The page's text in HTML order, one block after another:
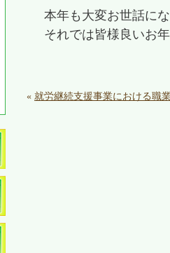
本年も大変お世話に
それでは皆様良いお年
« 就労継続支援事業における職